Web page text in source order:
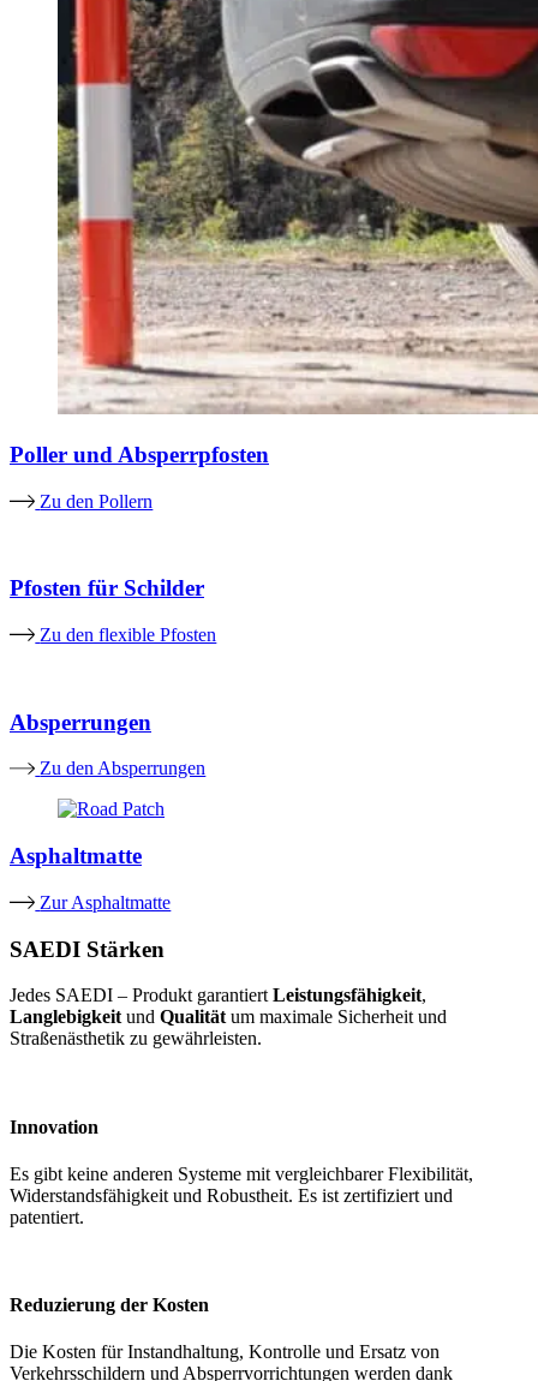
Poller und Absperrpfosten
Zu den Pollern
Pfosten für Schilder
Zu den flexible Pfosten
Absperrungen
Zu den Absperrungen
Asphaltmatte
Zur Asphaltmatte
SAEDI Stärken
Jedes SAEDI – Produkt garantiert Leistungsfähigkeit,
Langlebigkeit und Qualität um maximale Sicherheit und
Straßenästhetik zu gewährleisten.
Innovation
Es gibt keine anderen Systeme mit vergleichbarer Flexibilität,
Widerstandsfähigkeit und Robustheit. Es ist zertifiziert und
patentiert.
Reduzierung der Kosten
Die Kosten für Instandhaltung, Kontrolle und Ersatz von
Verkehrsschildern und Absperrvorrichtungen werden dank